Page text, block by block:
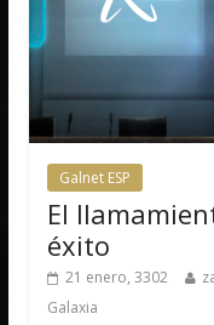
Galnet ESP
El
éxito
21 enero, 3302
Galaxia